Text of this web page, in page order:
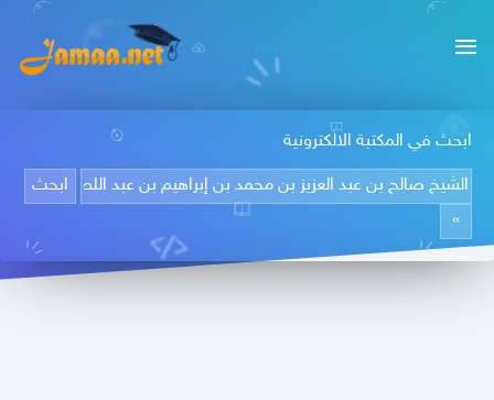
ابحث في المكتبة الالكترونية